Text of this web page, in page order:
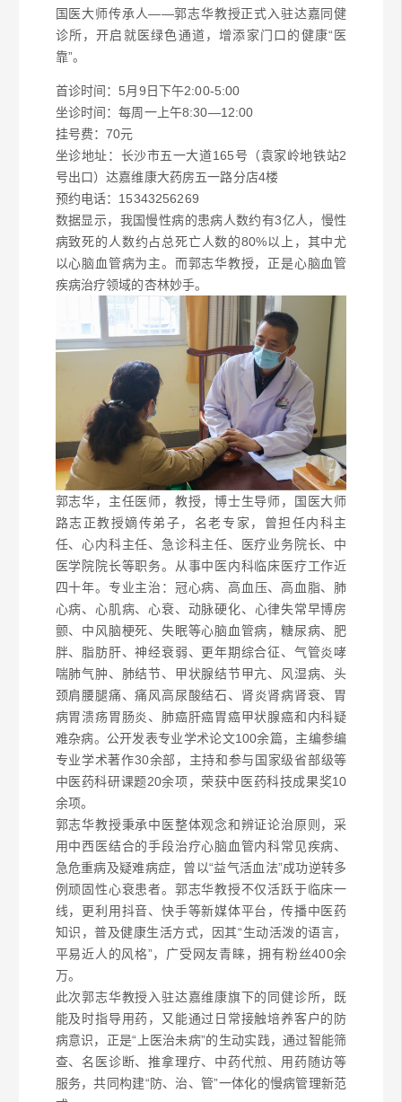
国医大师传承人——郭志华教授正式入驻达嘉同健
诊所，开启就医绿色通道，增添家门口的健康“医
靠”。
首诊时间： 5月9日下午2:00-5:00
坐诊时间：每周一上午8:30—12:00
挂号费：70元
坐诊地址：长沙市五一大道165号（袁家岭地铁站2
号出口）达嘉维康大药房五一路分店4楼
预约电话： 15343256269
数据显示，我国慢性病的患病人数约有3亿人，慢性
病致死的人数约占总死亡人数的80%以上，其中尤
以心脑血管病为主。而郭志华教授，正是心脑血管
疾病治疗领域的杏林妙手。
郭志华，主任医师，教授，博士生导师，国医大师
路志正教授嫡传弟子，名老专家， 曾担任内科主
任、心内科主任、急诊科主任、医疗业务院长、中
医学院院长等职务。从事中医内科临床医疗工作近
四十年。 专业主治：冠心病、高血压、高血脂、 肺
心病、心肌病、心衰、动脉硬化、心律失常早博房
颤、中风脑梗死、失眠等心脑血管病，糖尿病、肥
胖、脂肪肝、神经衰弱、更年期综合征、 气管炎哮
喘肺气肿、肺结节、甲状腺结节甲亢、风湿病、头
颈肩腰腿痛、痛风高尿酸结石、肾炎肾病肾衰、胃
病胃溃疡胃肠炎、肺癌肝癌胃癌甲状腺癌和内科疑
难杂病。 公开发表专业学术论文100余篇，主编参编
专业学术著作30余部，主持和参与国家级省部级等
中医药科研课题20余项，荣获中医药科技成果奖10
余项。
郭志华教授秉承中医整体观念和辨证论治原则，采
用中西医结合的手段治疗心脑血管内科常见疾病、
急危重病及疑难病症，曾以“益气活血法”成功逆转多
例顽固性心衰患者。郭志华教授不仅活跃于临床一
线，更利用抖音、快手等新媒体平台，传播中医药
知识，普及健康生活方式，因其“生动活泼的语言，
平易近人的风格”，广受网友青睐，拥有粉丝400余
万。
此次郭志华教授入驻达嘉维康旗下的同健诊所，既
能及时指导用药，又能通过日常接触培养客户的防
病意识，正是“上医治未病”的生动实践，通过智能筛
查、名医诊断、推拿理疗、中药代煎、用药随访等
服务，共同构建“防、治、管”一体化的慢病管理新范